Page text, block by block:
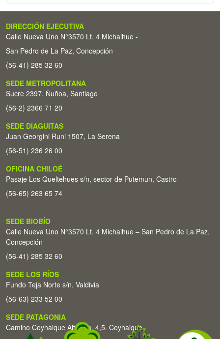
DIRECCIÓN EJECUTIVA
Calle Nueva Uno N°3570 Lt. 4 Michaihue -
San Pedro de La Paz, Concepción
(56-41) 285 32 60
SEDE METROPOLITANA
Sucre 2397, Ñuñoa, Santiago
(56-2) 2366 71 20
SEDE DIAGUITAS
Juan Georgini Runi 1507, La Serena
(56-51) 236 26 00
OFICINA CHILOÉ
Pasaje Los Queltehues s/n, sector de Putemun, Castro
(56-65) 263 65 74
SEDE BIOBÍO
Calle Nueva Uno N°3570 Lt. 4 Michaihue – San Pedro de La Paz,
Concepción
(56-41) 285 32 60
SEDE LOS RÍOS
Fundo Teja Norte s/n. Valdivia
(56-63) 233 52 00
SEDE PATAGONIA
Camino Coyhaique Alto Km. 4,5. Coyhaique